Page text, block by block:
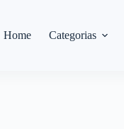
Home Categorias